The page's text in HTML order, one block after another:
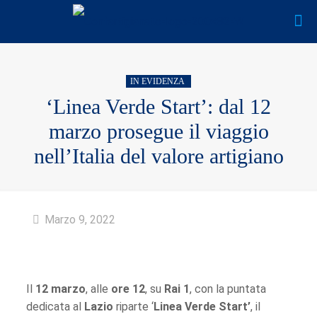
IN EVIDENZA
‘Linea Verde Start’: dal 12
marzo prosegue il viaggio
nell’Italia del valore artigiano
Marzo 9, 2022
Il 12 marzo, alle ore 12, su Rai 1, con la puntata
dedicata al Lazio riparte ‘Linea Verde Start’, il